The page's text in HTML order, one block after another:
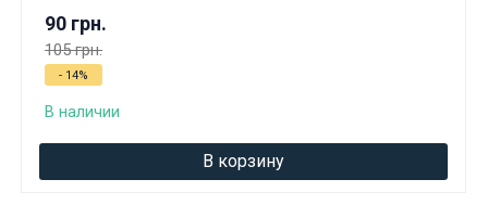
90 грн.
105 грн.
- 14%
В наличии
В корзину